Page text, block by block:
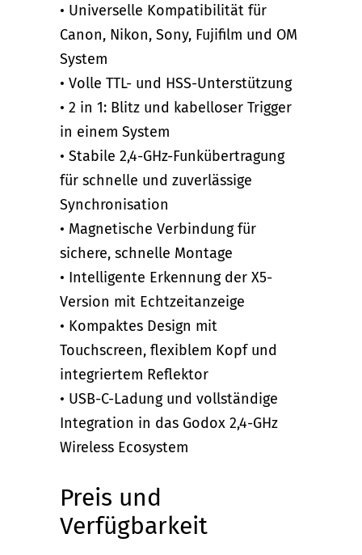
• Universelle Kompatibilität für
Canon, Nikon, Sony, Fujifilm und OM
System
• Volle TTL- und HSS-Unterstützung
• 2 in 1: Blitz und kabelloser Trigger
in einem System
• Stabile 2,4-GHz-Funkübertragung
für schnelle und zuverlässige
Synchronisation
• Magnetische Verbindung für
sichere, schnelle Montage
• Intelligente Erkennung der X5-
Version mit Echtzeitanzeige
• Kompaktes Design mit
Touchscreen, flexiblem Kopf und
integriertem Reflektor
• USB-C-Ladung und vollständige
Integration in das Godox 2,4-GHz
Wireless Ecosystem
Preis und
Verfügbarkeit